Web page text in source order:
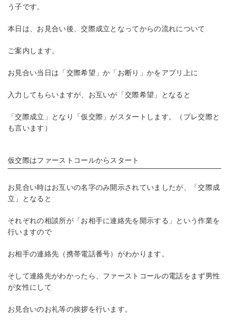
う子です。
本日は、お見合い後、交際成立となってからの流れについて
ご案内します。
お見合い当日は「交際希望」か「お断り」かをアプリ上に
入力してもらいますが、お互いが「交際希望」となると
「交際成立」となり「仮交際」がスタートします。（プレ交際と
も言います）
仮交際はファーストコールからスタート
お見合い時はお互いの名字のみ開示されていましたが、「交際成
立」となると
それぞれの相談所が「お相手に連絡先を開示する」という作業を
行いますので
お相手の連絡先（携帯電話番号）がわかります。
そして連絡先がわかったら、ファーストコールの電話をまず男性
が女性にして
お見合いのお礼等の挨拶を行います。